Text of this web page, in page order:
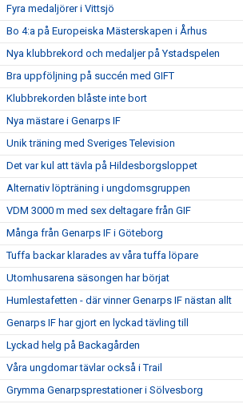
Fyra medaljörer i Vittsjö
Bo 4:a på Europeiska Mästerskapen i Århus
Nya klubbrekord och medaljer på Ystadspelen
Bra uppföljning på succén med GIFT
Klubbrekorden blåste inte bort
Nya mästare i Genarps IF
Unik träning med Sveriges Television
Det var kul att tävla på Hildesborgsloppet
Alternativ löpträning i ungdomsgruppen
VDM 3000 m med sex deltagare från GIF
Många från Genarps IF i Göteborg
Tuffa backar klarades av våra tuffa löpare
Utomhusarena säsongen har börjat
Humlestafetten - där vinner Genarps IF nästan allt
Genarps IF har gjort en lyckad tävling till
Lyckad helg på Backagården
Våra ungdomar tävlar också i Trail
Grymma Genarpsprestationer i Sölvesborg